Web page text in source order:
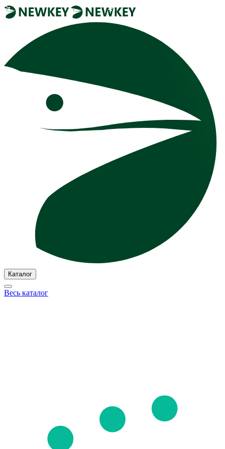
Каталог
Весь каталог